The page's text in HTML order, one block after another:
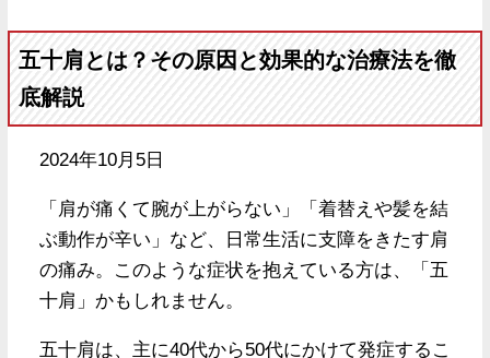
五十肩とは？その原因と効果的な治療法を徹
底解説
2024年10月5日
「肩が痛くて腕が上がらない」「着替えや髪を結
ぶ動作が辛い」など、日常生活に支障をきたす肩
の痛み。このような症状を抱えている方は、「五
十肩」かもしれません。
五十肩は、主に40代から50代にかけて発症するこ